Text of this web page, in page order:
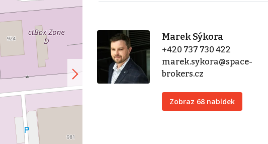
Marek Sýkora
+420 737 730 422
marek.sykora@space-
brokers.cz
Zobraz 68 nabídek